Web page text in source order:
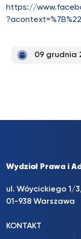
https://
09 grudnia
Wydział Prawa i
ul. Wóycickiego 1/
01-938 Warszawa
KONTAKT